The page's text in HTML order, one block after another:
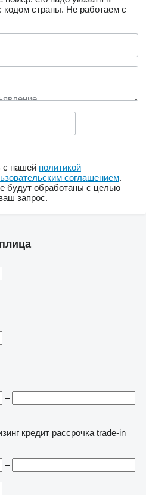
страны. Не работаем с
с нашей политикой
соглашением.
будут обработаны с целью
запрос.
–
кредит рассрочка trade-in
–